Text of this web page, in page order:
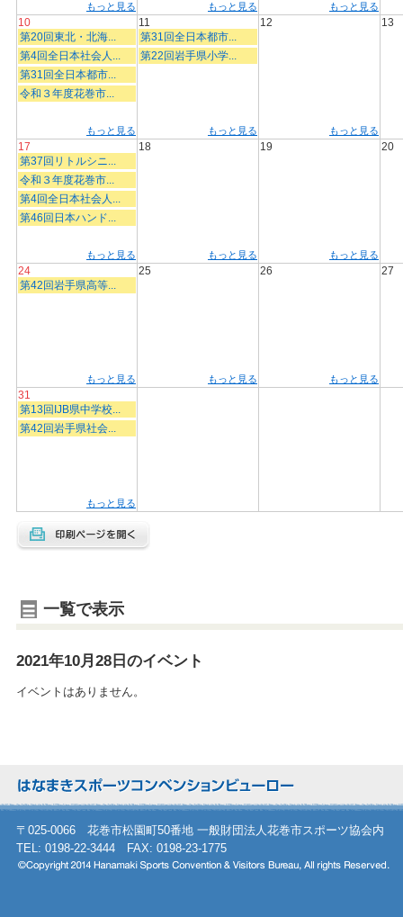
もっと見る もっと見る もっと見る
10
第20回東北・北海...
第4回全日本社会人...
第31回全日本都市...
令和３年度花巻市...
もっと見る
11
第31回全日本都市...
第22回岩手県小学...
もっと見る
12
もっと見る
13
17
第37回リトルシニ...
令和３年度花巻市...
第4回全日本社会人...
第46回日本ハンド...
もっと見る
18
もっと見る
19
もっと見る
20
24
第42回岩手県高等...
もっと見る
25
もっと見る
26
もっと見る
27
31
第13回IJB県中学校...
第42回岩手県社会...
もっと見る
一覧で表示
2021年10月28日のイベント
イベントはありません。
〒025-0066 花巻市松園町50番地 一般財団法人花巻市スポーツ協会内
TEL: 0198-22-3444 FAX: 0198-23-1775